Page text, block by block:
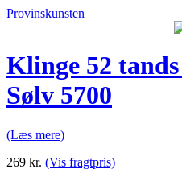
Provinskunsten
Klinge 52
Sølv 5700
(Læs mere)
269 kr. (Vis fragtpris)